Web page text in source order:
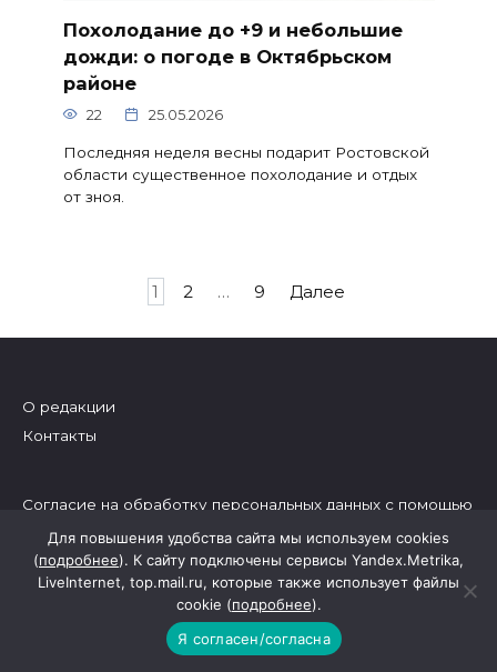
Похолодание до +9 и небольшие
дожди: о погоде в Октябрьском
районе
22 25.05.2026
Последняя неделя весны подарит Ростовской
области существенное похолодание и отдых
от зноя.
1 2 … 9 Далее
О редакции
Контакты
Согласие на обработку персональных данных с помощью
Политика конфиденциальности и защиты информации
Наименование (название) средства массовой
информации: Автономная некоммерческая организация
Для повышения удобства сайта мы используем cookies
(подробнее). К сайту подключены сервисы Yandex.Metrika,
LiveInternet, top.mail.ru, которые также использует файлы
cookie (подробнее).
Я согласен/согласна